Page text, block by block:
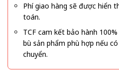
Phí giao hàng sẽ được hiển
toán.
TCF cam kết bảo hành
bù sản phẩm phù hợp nếu
chuyển.